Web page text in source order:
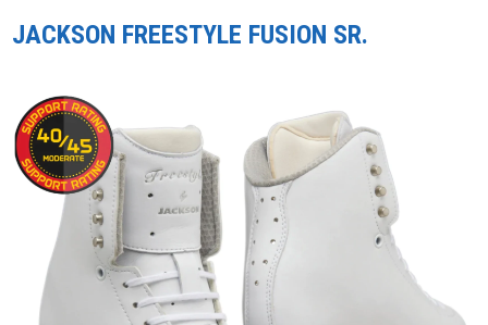
JACKSON FREESTYLE FUSION SR.
Product image slideshow Items